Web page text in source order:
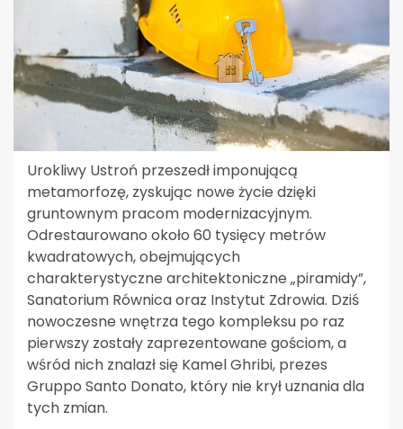
Urokliwy Ustroń przeszedł imponującą
metamorfozę, zyskując nowe życie dzięki
gruntownym pracom modernizacyjnym.
Odrestaurowano około 60 tysięcy metrów
kwadratowych, obejmujących
charakterystyczne architektoniczne „piramidy”,
Sanatorium Równica oraz Instytut Zdrowia. Dziś
nowoczesne wnętrza tego kompleksu po raz
pierwszy zostały zaprezentowane gościom, a
wśród nich znalazł się Kamel Ghribi, prezes
Gruppo Santo Donato, który nie krył uznania dla
tych zmian.